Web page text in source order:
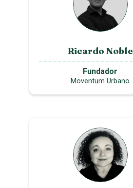
Ricardo Noble
Fundador
Moventum Urbano